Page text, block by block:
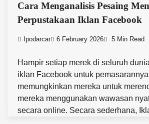
Cara Menganalisis Pesaing
Perpustakaan Iklan Facebook
Ipodarcar 6 February 2026 5 Min Read
Hampir setiap merek di seluruh
iklan Facebook untuk
memungkinkan mereka untuk
mereka menggunakan wawasan
secara online. Secara sederhana,